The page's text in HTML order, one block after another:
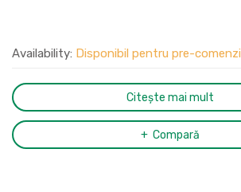
Availability: Disponibil pentru pre-comenzi
Citește mai mult
Compară